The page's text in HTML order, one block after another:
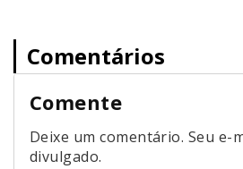
Comentários
Comente
Deixe um comentário. Seu e-
divulgado.